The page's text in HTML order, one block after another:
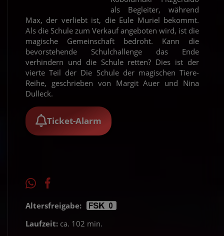
als Begleiter, während
Max, der verliebt ist, die Eule Muriel bekommt.
Als die Schule zum Verkauf angeboten wird, ist die
magische Gemeinschaft bedroht. Kann die
bevorstehende Schulchallenge das Ende
verhindern und die Schule retten? Dies ist der
vierte Teil der Die Schule der magischen Tiere-
Reihe, geschrieben von Margit Auer und Nina
Dulleck.
Ticket-Alarm
Altersfreigabe:
Laufzeit: ca. 102 min.